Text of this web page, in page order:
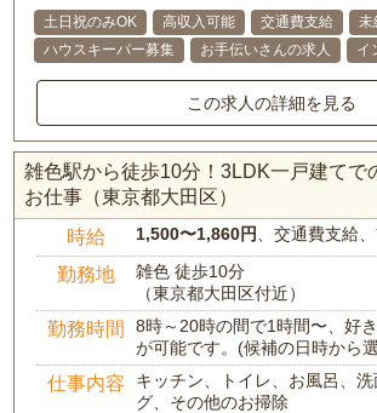
土日祝のみOK 高収入可能 交通費支給
未
ハウスキーパー募集
お手伝いさんの求人 イ
この求人の詳細を見る
雑色駅から徒歩10分！3LDK一戸建てで
お仕事（東京都大田区）
時給 1,500〜1,860円 、交通費支給
勤務地
雑色 徒歩10分
（東京都大田区付近）
勤務時間
8時～20時の間で1時間〜、好
が可能です。(候補の日時から
仕事内容
キッチン、トイレ、お風呂、
グ、その他のお掃除